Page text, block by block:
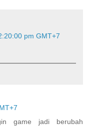
pm GMT+7
game jadi berubah